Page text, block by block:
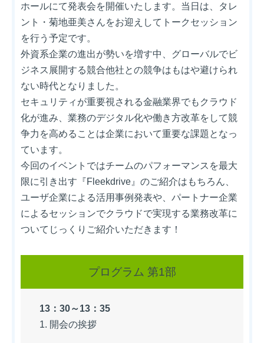
ホールにて発表会を開催いたします。当日は、タレ
ント・菊地亜美さんをお迎えしてトークセッション
を行う予定です。
外資系企業の進出が勢いを増す中、グローバルでビ
ジネス展開する競合他社との競争はもはや避けられ
ない時代となりました。
セキュリティが重要視される金融業界でもクラウド
化が進み、業務のデジタル化や働き方改革をして競
争力を高めることは企業において重要な課題となっ
ています。
今回のイベントではチームのパフォーマンスを最大
限に引き出す『Fleekdrive』のご紹介はもちろん、
ユーザ企業による活用事例発表や、パートナー企業
によるセッションでクラウドで実現する業務改革に
ついてじっくりご紹介いただきます！
プログラム 第1部
13：30～13：35
1. 開会の挨拶